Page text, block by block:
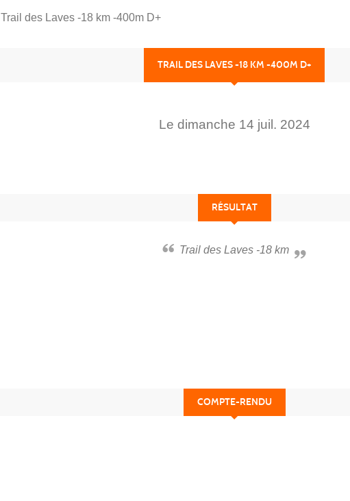
Trail des Laves -18 km -400m D+
TRAIL DES LAVES -18 KM -400M D+
Le dimanche 14 juil. 2024
RÉSULTAT
Trail des Laves -18 km
COMPTE-RENDU